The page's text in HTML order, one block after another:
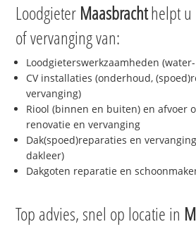
Loodgieter Maasbrachthelpt u
of vervanging van:
Loodgieterswerkzaamheden
CV installaties (onderhoud,
vervanging)
Riool (binnen en buiten) en afvoer
renovatie en vervanging
Dak(spoed)reparaties en
dakleer)
Dakgoten reparatie en
Top advies, snel op locatie in